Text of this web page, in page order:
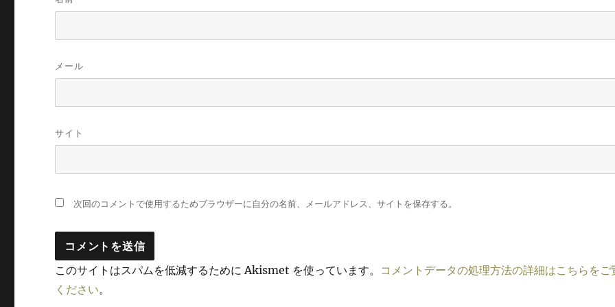
メール
サイト
次回のコメントで使用するためブラウザーに自分の名前、メールアドレス、サイトを保存する。
このサイトはスパムを低減するために Akismet を使っています。 コメントデータの処理方法の詳細はこちらをご
ください。